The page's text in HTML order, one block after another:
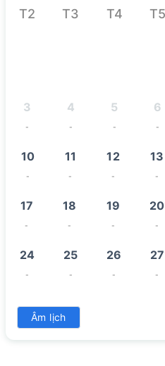
T2 T3 T4 T5
3
-
4
-
5
-
6
-
10
-
11
-
12
-
13
-
17
-
18
-
19
-
20
-
24
-
25
-
26
-
27
-
31
Âm lịch